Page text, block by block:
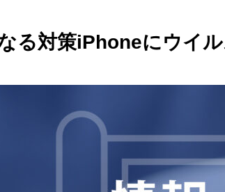
る対策iPhoneにウイ